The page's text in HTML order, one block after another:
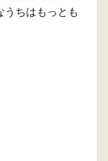
うちはもっとも